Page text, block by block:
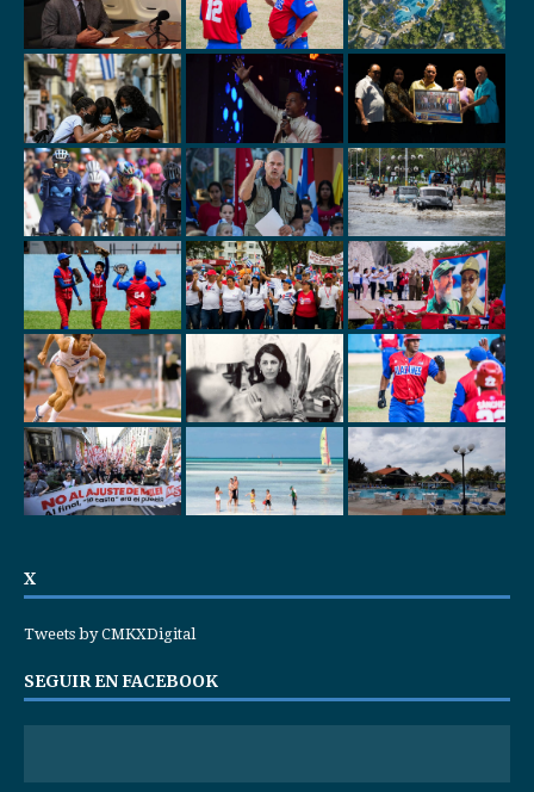
X
Tweets by CMKXDigital
SEGUIR EN FACEBOOK